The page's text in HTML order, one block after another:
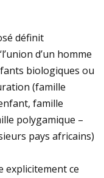
définit
d’un homme
biologiques ou
(famille
famille
polygamique –
pays africains)
explicitement ce